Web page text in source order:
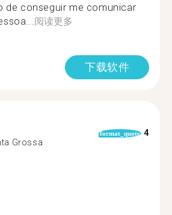
de conseguir me comunicar
阅读更多
下载软件
Grossa
format_quote 4